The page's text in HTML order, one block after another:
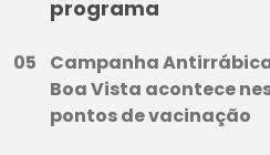
programa
Campanha
Boa Vista acontece
pontos de vacinação